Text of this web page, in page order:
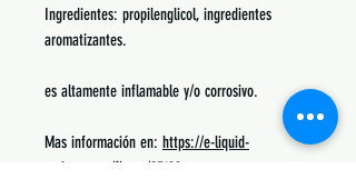
Ingredientes: propilenglicol, ingredientes
aromatizantes.
es altamente inflamable y/o corrosivo.
Mas información en: https://e-liquid-
recipes.com/flavor/23188